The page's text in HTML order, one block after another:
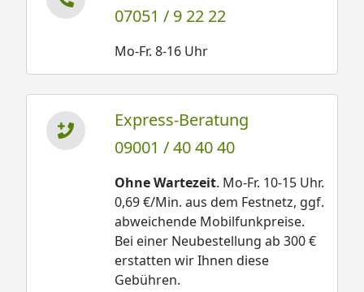
07051 / 9 22 22
Mo-Fr. 8-16 Uhr
Express-Beratung
09001 / 40 40 40
Ohne Wartezeit. Mo-Fr. 10-15 Uhr.
0,69 €/Min. aus dem Festnetz, ggf.
abweichende Mobilfunkpreise.
Bei einer Neubestellung ab 300 €
erstatten wir Ihnen diese
Gebühren.